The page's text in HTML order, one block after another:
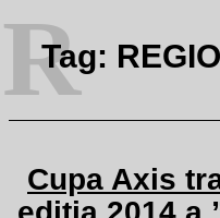
Tag:
R
Cupa Axis